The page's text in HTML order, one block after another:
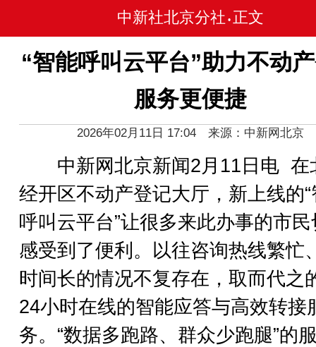
中新社北京分社 • 正文
“智能呼叫云平台”助力不动
服务更便捷
2026年02月11日 17:04 来源：中新网北京
中新网北京新闻2月11日电 在
经开区不动产登记大厅，新上线的
呼叫云平台”让很多来此办事的市
感受到了便利。以往咨询热线繁忙
时间长的情况不复存在，取而代之
24小时在线的智能应答与高效转接
务。“数据多跑路、群众少跑腿”的